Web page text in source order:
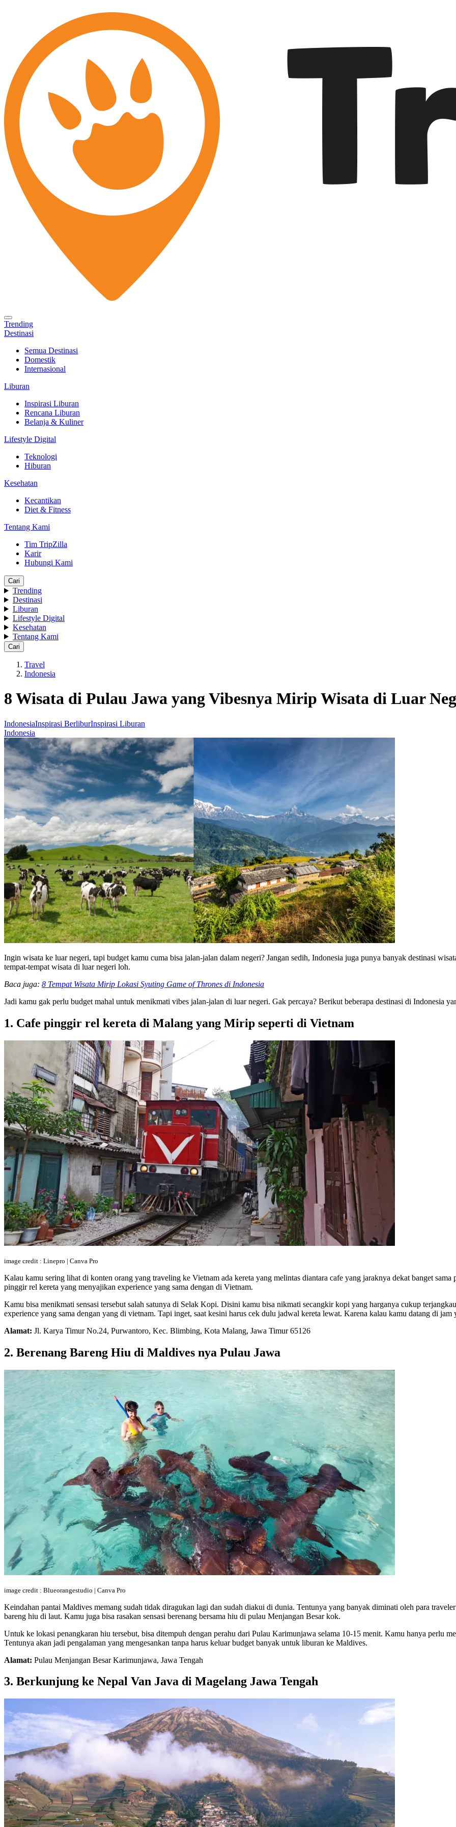
Trending
Destinasi
Semua Destinasi
Domestik
Internasional
Liburan
Inspirasi Liburan
Rencana Liburan
Belanja & Kuliner
Lifestyle Digital
Teknologi
Hiburan
Kesehatan
Kecantikan
Diet & Fitness
Tentang Kami
Tim TripZilla
Karir
Hubungi Kami
Cari
Trending
Destinasi
Liburan
Lifestyle Digital
Kesehatan
Tentang Kami
Cari
Travel
Indonesia
8 Wisata di Pulau Jawa yang Vibesnya Mirip Wisata di Luar
IndonesiaInspirasi BerliburInspirasi Liburan
Indonesia
Ingin wisata ke luar negeri, tapi budget kamu cuma bisa jalan-jalan dalam negeri? Jangan sedih, Indonesia juga punya banyak destinasi
tempat-tempat wisata di luar negeri loh.
Baca juga: 8 Tempat Wisata Mirip Lokasi Syuting Game of Thrones di Indonesia
Jadi kamu gak perlu budget mahal untuk menikmati vibes jalan-jalan di luar negeri. Gak percaya? Berikut beberapa destinasi di Indonesia
1. Cafe pinggir rel kereta di Malang yang Mirip seperti di Vietnam
image credit : Linepro | Canva Pro
Kalau kamu sering lihat di konten orang yang traveling ke Vietnam ada kereta yang melintas diantara cafe yang jaraknya dekat banget
pinggir rel kereta yang menyajikan experience yang sama dengan di Vietnam.
Kamu bisa menikmati sensasi tersebut salah satunya di Selak Kopi. Disini kamu bisa nikmati secangkir kopi yang harganya cukup
experience yang sama dengan yang di vietnam. Tapi inget, saat kesini harus cek dulu jadwal kereta lewat. Karena kalau kamu datang di jam
Alamat: Jl. Karya Timur No.24, Purwantoro, Kec. Blimbing, Kota Malang, Jawa Timur 65126
2. Berenang Bareng Hiu di Maldives nya Pulau Jawa
image credit : Blueorangestudio | Canva Pro
Keindahan pantai Maldives memang sudah tidak diragukan lagi dan sudah diakui di dunia. Tentunya yang banyak diminati oleh para
bareng hiu di laut. Kamu juga bisa rasakan sensasi berenang bersama hiu di pulau Menjangan Besar kok.
Untuk ke lokasi penangkaran hiu tersebut, bisa ditempuh dengan perahu dari Pulau Karimunjawa selama 10-15 menit. Kamu hanya perlu
Tentunya akan jadi pengalaman yang mengesankan tanpa harus keluar budget banyak untuk liburan ke Maldives.
Alamat: Pulau Menjangan Besar Karimunjawa, Jawa Tengah
3. Berkunjung ke Nepal Van Java di Magelang Jawa Tengah